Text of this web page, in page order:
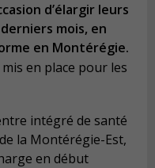
d’élargir leurs
mois, en
en Montérégie.
en place pour les
intégré de santé
la Montérégie-Est,
en début